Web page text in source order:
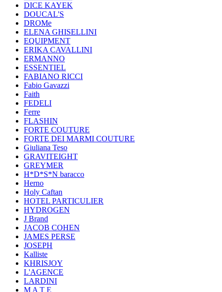
DICE KAYEK
DOUCAL'S
DROMe
ELENA GHISELLINI
EQUIPMENT
ERIKA CAVALLINI
ERMANNO
ESSENTIEL
FABIANO RICCI
Fabio Gavazzi
Faith
FEDELI
Ferre
FLASHIN
FORTE COUTURE
FORTE DEI MARMI COUTURE
Giuliana Teso
GRAVITEIGHT
GREYMER
H*D*S*N baracco
Herno
Holy Caftan
HOTEL PARTICULIER
HYDROGEN
J Brand
JACOB COHEN
JAMES PERSE
JOSEPH
Kalliste
KHRISJOY
L'AGENCE
LARDINI
M A T E